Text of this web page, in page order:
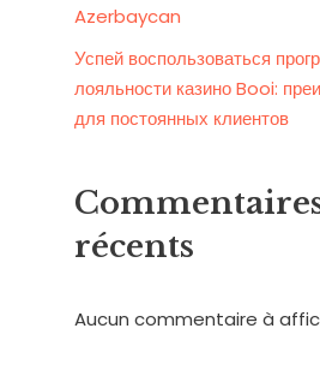
Azerbaycan
Успей воспользоваться
лояльности казино Booi:
для постоянных клиентов
récents
Aucun commentaire à